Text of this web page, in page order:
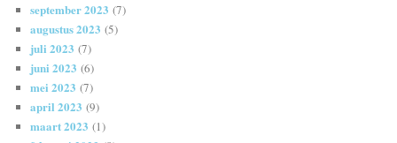
september 2023 (7)
augustus 2023 (5)
juli 2023 (7)
juni 2023 (6)
mei 2023 (7)
april 2023 (9)
maart 2023 (1)